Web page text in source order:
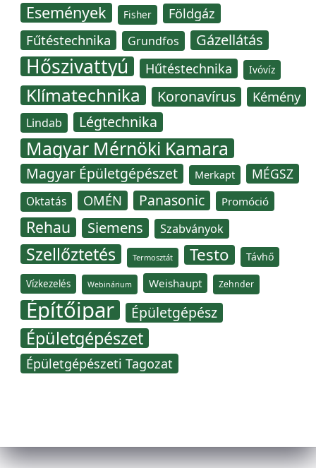
Események Fisher Földgáz
Fűtéstechnika Grundfos Gázellátás
Hőszivattyú Hűtéstechnika Ivóvíz
Klímatechnika Koronavírus Kémény
Lindab Légtechnika
Magyar Mérnöki Kamara
Magyar Épületgépészet Merkapt MÉGSZ
Oktatás OMÉN Panasonic Promóció
Rehau Siemens Szabványok
Szellőztetés Termosztát Testo Távhő
Vízkezelés Webinárium Weishaupt Zehnder
Építőipar Épületgépész
Épületgépészet
Épületgépészeti Tagozat